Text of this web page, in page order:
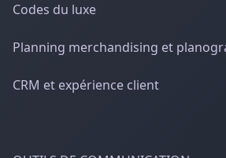
Codes du luxe
Planning merchandising et
CRM et expérience client